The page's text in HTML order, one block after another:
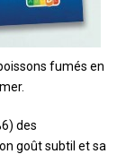
fumés en
des
goût subtil et sa